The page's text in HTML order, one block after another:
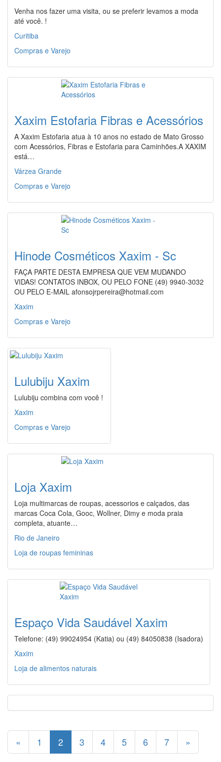
Venha nos fazer uma visita, ou se preferir levamos a moda
até você. !
Curitiba
Compras e Varejo
Xaxim Estofaria Fibras e Acessórios
A Xaxim Estofaria atua à 10 anos no estado de Mato Grosso
com Acessórios, Fibras e Estofaria para Caminhões.A XAXIM
está…
Várzea Grande
Compras e Varejo
Hinode Cosméticos Xaxim - Sc
FAÇA PARTE DESTA EMPRESA QUE VEM MUDANDO
VIDAS! CONTATOS INBOX, OU PELO FONE (49) 9940-3032
OU PELO E-MAIL afonsojrpereira@hotmail.com
Xaxim
Compras e Varejo
Lulubiju Xaxim
Lulubiju combina com você !
Xaxim
Compras e Varejo
Loja Xaxim
Loja multimarcas de roupas, acessorios e calçados, das
marcas Coca Cola, Gooc, Wollner, Dimy e moda praia
completa, atuante…
Rio de Janeiro
Loja de roupas femininas
Espaço Vida Saudável Xaxim
Telefone: (49) 99024954 (Katia) ou (49) 84050838 (Isadora)
Xaxim
Loja de alimentos naturais
« 1 2 3 4 5 6 7 »